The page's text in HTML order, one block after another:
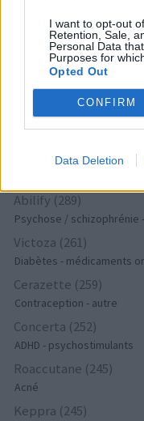
I want to opt-out
Retention, Sale,
Personal Data
Purposes for
Opted Out
CONFIRM
Data Deletion
Pyostacine (311)
Antibiotiques - autre
Bisoprolol (300)
Tension artérielle - beta
Tahor (299)
Propranolol (292)
Abilify (289)
Psychose / schizophrénie
Victoza (261)
Diabètes - médicaments
Cerazette (259)
Contraception - autre
Concerta (252)
ADHD - psychostimulants
Roaccutane (245)
Acné
Keppra (245)